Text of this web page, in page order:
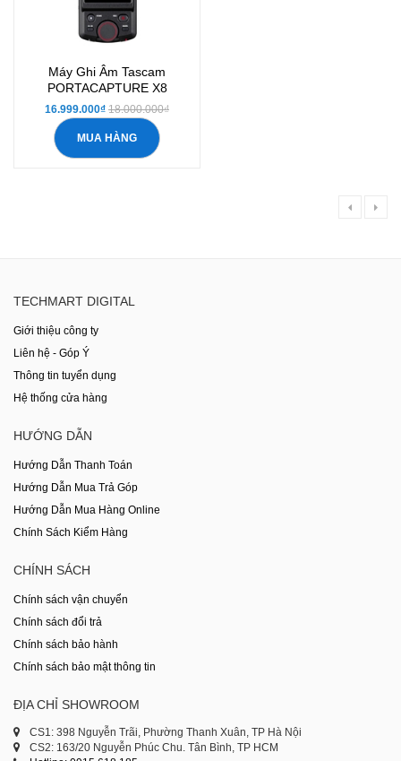
Máy Ghi Âm Tascam
PORTACAPTURE X8
16.999.000₫ 18.000.000₫
MUA HÀNG
TECHMART DIGITAL
Giới thiệu công ty
Liên hệ - Góp Ý
Thông tin tuyển dụng
Hệ thống cửa hàng
HƯỚNG DẪN
Hướng Dẫn Thanh Toán
Hướng Dẫn Mua Trả Góp
Hướng Dẫn Mua Hàng Online
Chính Sách Kiểm Hàng
CHÍNH SÁCH
Chính sách vận chuyển
Chính sách đổi trả
Chính sách bảo hành
Chính sách bảo mật thông tin
ĐỊA CHỈ SHOWROOM
CS1: 398 Nguyễn Trãi, Phường Thanh Xuân, TP Hà Nội
CS2: 163/20 Nguyễn Phúc Chu. Tân Bình, TP HCM